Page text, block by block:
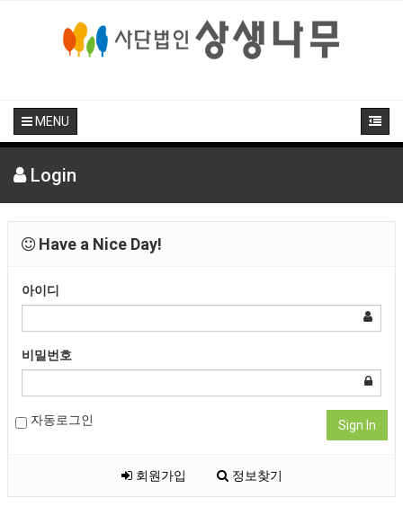
MENU
Login
Have a Nice Day!
아이디
비밀번호
자동로그인 Sign In
회원가입 정보찾기